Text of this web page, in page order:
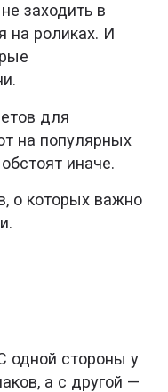
заходить в
на роликах. И
для
на популярных
иначе.
о которых важно
одной стороны у
а с другой —